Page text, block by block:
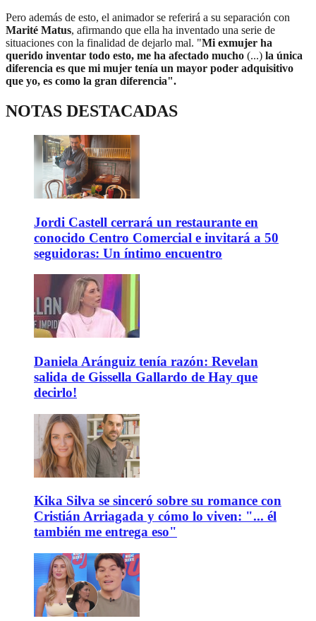
Pero además de esto, el animador se referirá a su separación con
Marité Matus, afirmando que ella ha inventado una serie de
situaciones con la finalidad de dejarlo mal. "Mi exmujer ha
querido inventar todo esto, me ha afectado mucho (...) la única
diferencia es que mi mujer tenía un mayor poder adquisitivo
que yo, es como la gran diferencia".
NOTAS DESTACADAS
Jordi Castell cerrará un restaurante en
conocido Centro Comercial e invitará a 50
seguidoras: Un íntimo encuentro
Daniela Aránguiz tenía razón: Revelan
salida de Gissella Gallardo de Hay que
decirlo!
Kika Silva se sinceró sobre su romance con
Cristián Arriagada y cómo lo viven: "... él
también me entrega eso"